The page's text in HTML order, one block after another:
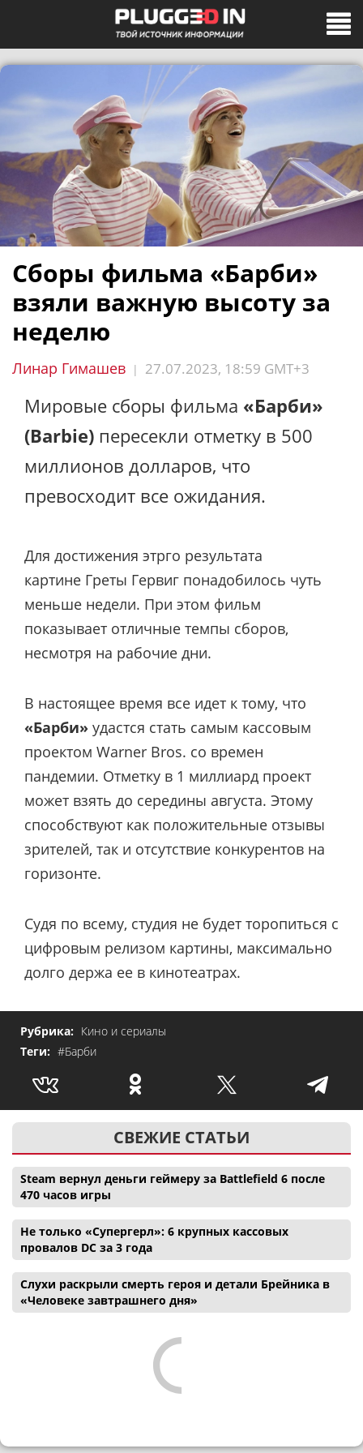
Сборы фильма «Барби»
взяли важную высоту за
неделю
Линар Гимашев | 27.07.2023, 18:59 GMT+3
Мировые сборы фильма «Барби»
(Barbie) пересекли отметку в 500
миллионов долларов, что
превосходит все ожидания.
Для достижения этрго результата
картине Греты Гервиг понадобилось чуть
меньше недели. При этом фильм
показывает отличные темпы сборов,
несмотря на рабочие дни.
В настоящее время все идет к тому, что
«Барби» удастся стать самым кассовым
проектом Warner Bros. со времен
пандемии. Отметку в 1 миллиард проект
может взять до середины августа. Этому
способствуют как положительные отзывы
зрителей, так и отсутствие конкурентов на
горизонте.
Судя по всему, студия не будет торопиться с
цифровым релизом картины, максимально
долго держа ее в кинотеатрах.
Рубрика: Кино и сериалы
Теги: #Барби
СВЕЖИЕ СТАТЬИ
Steam вернул деньги геймеру за Battlefield 6 после
470 часов игры
Не только «Супергерл»: 6 крупных кассовых
провалов DC за 3 года
Слухи раскрыли смерть героя и детали Брейника в
«Человеке завтрашнего дня»